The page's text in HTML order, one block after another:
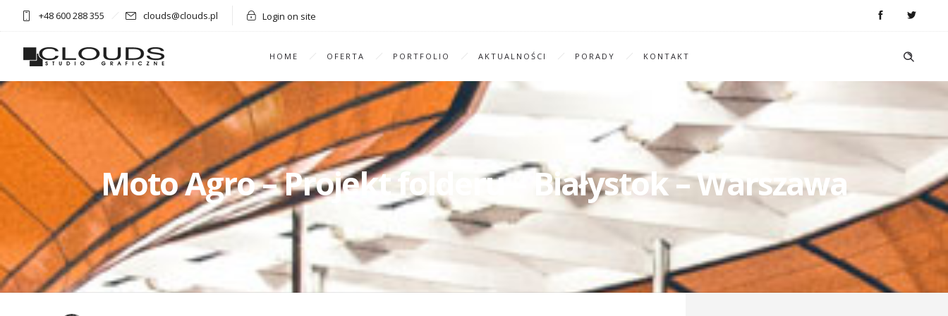
+48 600 288 355 clouds@clouds.pl Login on site
HOME OFERTA PORTFOLIO AKTUALNOŚCI PORADY KONTAKT
Moto Agro – Projekt folderu – Białystok – Warszawa